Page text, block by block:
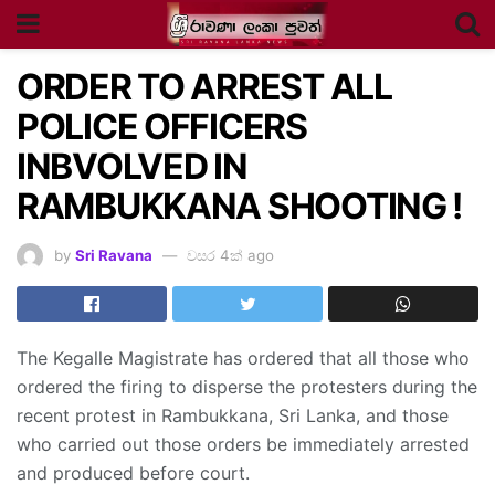
ORDER TO ARREST ALL
POLICE OFFICERS
INBVOLVED IN
RAMBUKKANA SHOOTING !
by Sri Ravana වසර 4ක් ago
The Kegalle Magistrate has ordered that all those who
ordered the firing to disperse the protesters during the
recent protest in Rambukkana, Sri Lanka, and those
who carried out those orders be immediately arrested
and produced before court.